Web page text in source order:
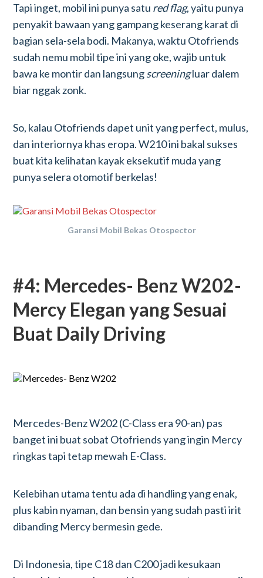
Tapi inget, mobil ini punya satu red flag, yaitu punya
penyakit bawaan yang gampang keserang karat di
bagian sela-sela bodi. Makanya, waktu Otofriends
sudah nemu mobil tipe ini yang oke, wajib untuk
bawa ke montir dan langsungscreeningluar dalem
biar nggak zonk.
So, kalau Otofriends dapet unit yang perfect, mulus,
dan interiornya khas eropa. W210 ini bakal sukses
buat kita kelihatan kayak eksekutif muda yang
punya selera otomotif berkelas!
Garansi Mobil Bekas Otospector
#4: Mercedes- Benz W202-
Mercy Elegan yang Sesuai
Buat Daily Driving
Mercedes-Benz W202 (C-Class era 90-an) pas
banget ini buat sobat Otofriends yang ingin Mercy
ringkas tapi tetap mewah E-Class.
Kelebihan utama tentu ada di handling yang enak,
plus kabin nyaman, dan bensin yang sudah pasti irit
dibanding Mercy bermesin gede.
Di Indonesia, tipe C18 dan C200 jadi kesukaan